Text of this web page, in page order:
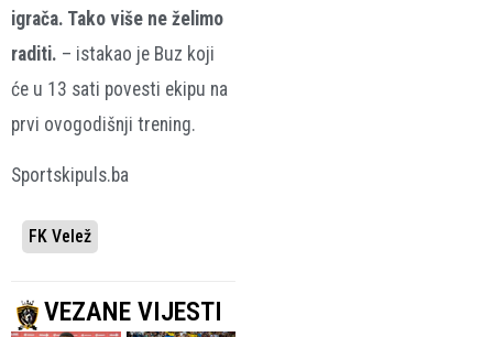
igrača. Tako više ne želimo
raditi. – istakao je Buz koji
će u 13 sati povesti ekipu na
prvi ovogodišnji trening.
Sportskipuls.ba
FK Velež
VEZANE VIJESTI